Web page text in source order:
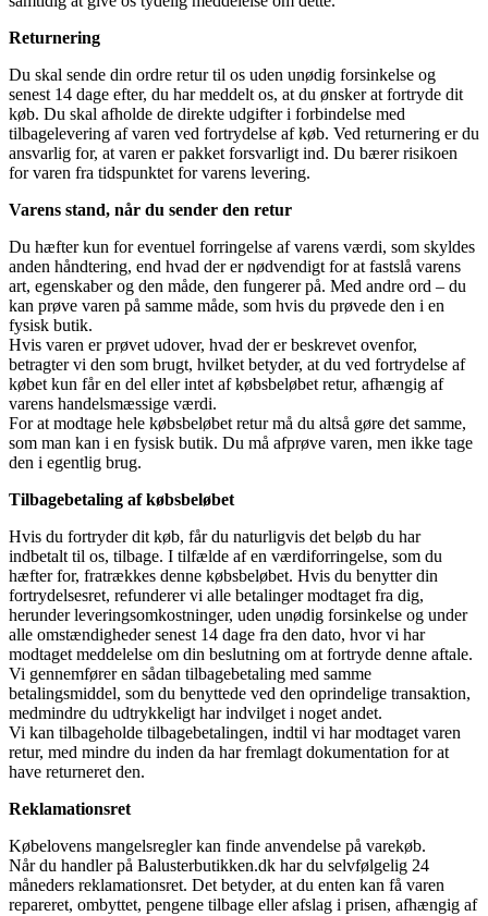
Returnering
Du skal sende din ordre retur til os uden unødig forsinkelse og
senest 14 dage efter, du har meddelt os, at du ønsker at fortryde dit
køb. Du skal afholde de direkte udgifter i forbindelse med
tilbagelevering af varen ved fortrydelse af køb. Ved returnering er du
ansvarlig for, at varen er pakket forsvarligt ind. Du bærer risikoen
for varen fra tidspunktet for varens levering.
Varens stand, når du sender den retur
Du hæfter kun for eventuel forringelse af varens værdi, som skyldes
anden håndtering, end hvad der er nødvendigt for at fastslå varens
art, egenskaber og den måde, den fungerer på. Med andre ord – du
kan prøve varen på samme måde, som hvis du prøvede den i en
fysisk butik.
Hvis varen er prøvet udover, hvad der er beskrevet ovenfor,
betragter vi den som brugt, hvilket betyder, at du ved fortrydelse af
købet kun får en del eller intet af købsbeløbet retur, afhængig af
varens handelsmæssige værdi.
For at modtage hele købsbeløbet retur må du altså gøre det samme,
som man kan i en fysisk butik. Du må afprøve varen, men ikke tage
den i egentlig brug.
Tilbagebetaling af købsbeløbet
Hvis du fortryder dit køb, får du naturligvis det beløb du har
indbetalt til os, tilbage. I tilfælde af en værdiforringelse, som du
hæfter for, fratrækkes denne købsbeløbet. Hvis du benytter din
fortrydelsesret, refunderer vi alle betalinger modtaget fra dig,
herunder leveringsomkostninger, uden unødig forsinkelse og under
alle omstændigheder senest 14 dage fra den dato, hvor vi har
modtaget meddelelse om din beslutning om at fortryde denne aftale.
Vi gennemfører en sådan tilbagebetaling med samme
betalingsmiddel, som du benyttede ved den oprindelige transaktion,
medmindre du udtrykkeligt har indvilget i noget andet.
Vi kan tilbageholde tilbagebetalingen, indtil vi har modtaget varen
retur, med mindre du inden da har fremlagt dokumentation for at
have returneret den.
Reklamationsret
Købelovens mangelsregler kan finde anvendelse på varekøb.
Når du handler på Balusterbutikken.dk har du selvfølgelig 24
måneders reklamationsret. Det betyder, at du enten kan få varen
repareret, ombyttet, pengene tilbage eller afslag i prisen, afhængig af